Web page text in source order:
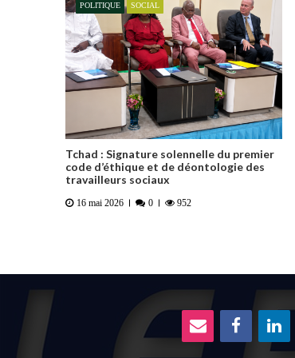
POLITIQUE SOCIAL
Tchad : Signature solennelle du premier
code d’éthique et de déontologie des
travailleurs sociaux
16 mai 2026 0 952